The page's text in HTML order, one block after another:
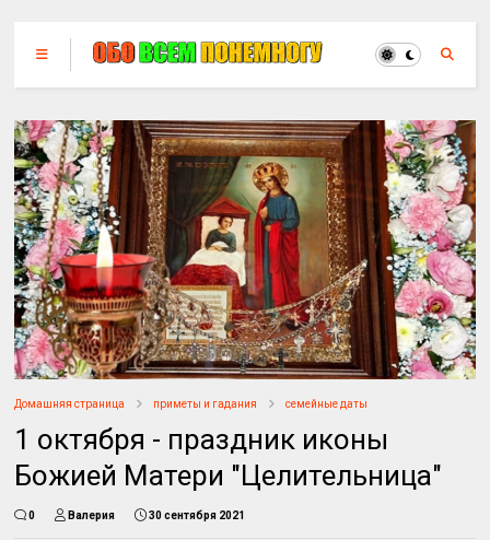
Домашняя страница приметы и гадания семейные даты
1 октября - праздник иконы
Божией Матери "Целительница"
0 Валерия 30 сентября 2021